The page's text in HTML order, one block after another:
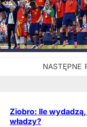
Ziobro: Ile
władzy?